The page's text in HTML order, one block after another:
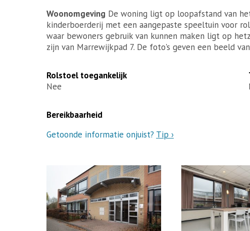
Woonomgeving De woning ligt op loopafstand van
kinderboerderij met een aangepaste speeltuin voor
waar bewoners gebruik van kunnen maken ligt op
zijn van Marrewijkpad 7. De foto's geven een beeld
Rolstoel toegankelijk
Nee
Bereikbaarheid
Getoonde informatie onjuist? Tip ›